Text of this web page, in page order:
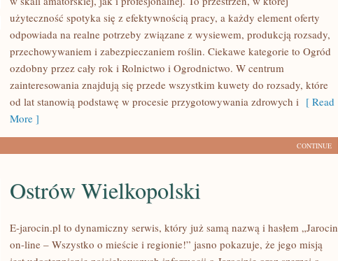
ROŚLINY
OZDOBNE
użyteczność spotyka się z efektywnością pracy, a każdy element oferty
odpowiada na realne potrzeby związane z wysiewem, produkcją rozsady,
przechowywaniem i zabezpieczaniem roślin. Ciekawe kategorie to Ogród
ozdobny przez cały rok i Rolnictwo i Ogrodnictwo. W centrum
zainteresowania znajdują się przede wszystkim kuwety do rozsady, które
od lat stanowią podstawę w procesie przygotowywania zdrowych i [ Read
More ]
CONTINUE
Ostrów Wielkopolski
E-jarocin.pl to dynamiczny serwis, który już samą nazwą i hasłem „Jarocin
on-line – Wszystko o mieście i regionie!” jasno pokazuje, że jego misją